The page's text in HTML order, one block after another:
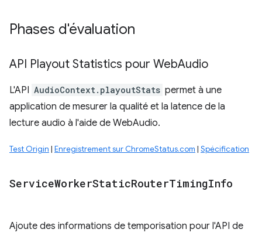
Phases d'évaluation
API Playout Statistics pour WebAudio
L'API AudioContext.playoutStats permet à une
application de mesurer la qualité et la latence de la
lecture audio à l'aide de WebAudio.
Test Origin | Enregistrement sur ChromeStatus.com | Spécification
ServiceWorkerStaticRouterTimingInfo
Ajoute des informations de temporisation pour l'API de